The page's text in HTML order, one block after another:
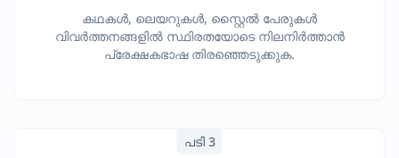
കഥകൾ, ലെയറുകൾ, സ്റ്റൈൽ പേരുകൾ
വിവർത്തനങ്ങളിൽ സ്ഥിരതയോടെ നിലനിർത്താൻ
പ്രേക്ഷകഭാഷ തിരഞ്ഞെടുക്കുക.
പടി 3